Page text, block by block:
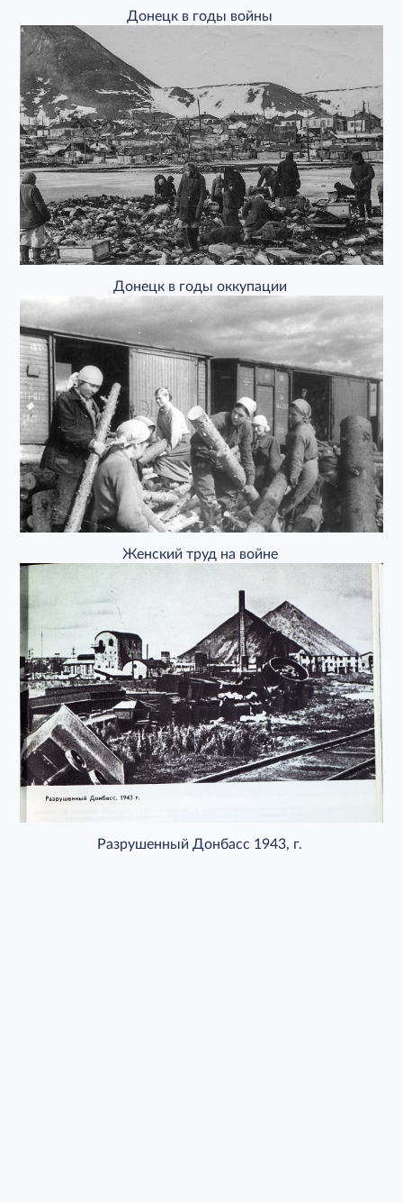
Донецк в годы войны
Донецк в годы оккупации
Женский труд на войне
Разрушенный Донбасс 1943, г.